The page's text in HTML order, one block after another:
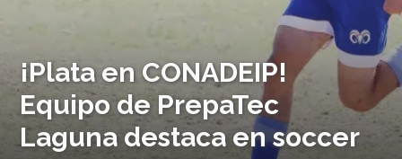
¡Plata en CONADEIP!
Equipo de PrepaTec
Laguna destaca en soccer